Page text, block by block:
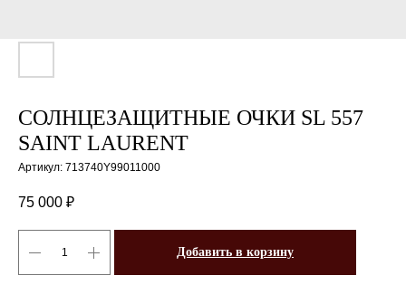
СОЛНЦЕЗАЩИТНЫЕ ОЧКИ SL 557
SAINT LAURENT
Артикул: 713740Y99011000
75 000 ₽
Добавить в корзину